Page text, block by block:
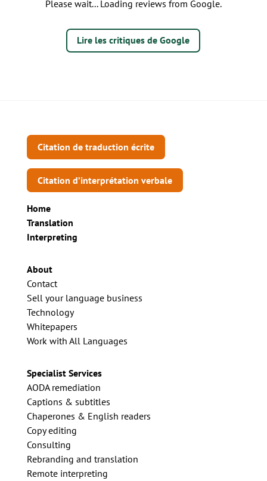
Please wait... Loading reviews from Google.
Lire les critiques de Google
Citation de traduction écrite
Citation d’interprétation verbale
Home
Translation
Interpreting
About
Contact
Sell your language business
Technology
Whitepapers
Work with All Languages
Specialist Services
AODA remediation
Captions & subtitles
Chaperones & English readers
Copy editing
Consulting
Rebranding and translation
Remote interpreting